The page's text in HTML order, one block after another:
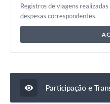
Registros de viagens
despesas correspondentes.
Participação e